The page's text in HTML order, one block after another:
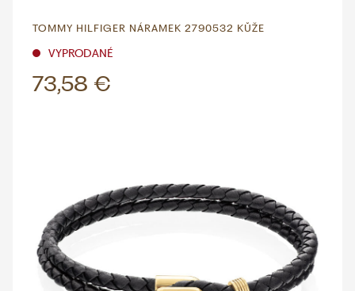
TOMMY HILFIGER NÁRAMEK 2790532 KŮŽE
VYPRODANÉ
73,58 €